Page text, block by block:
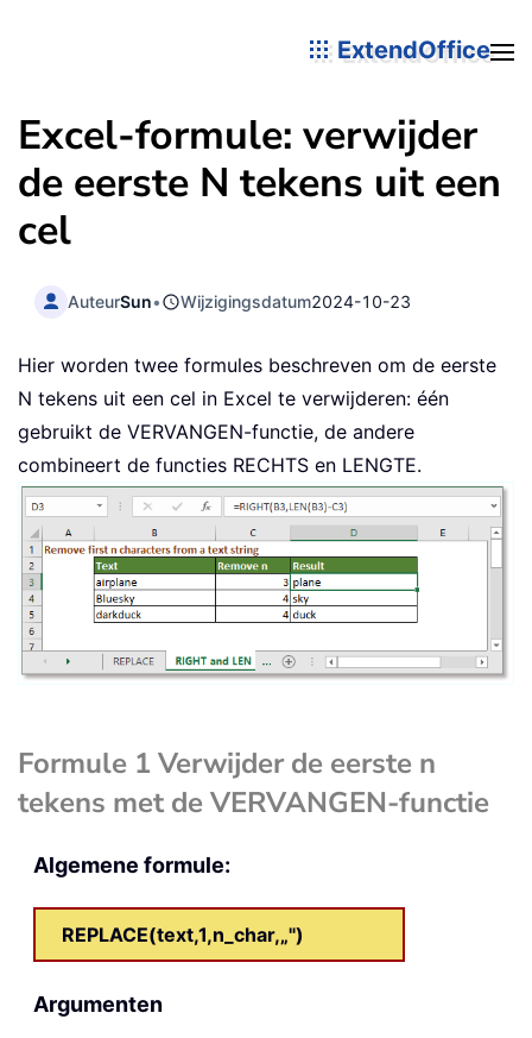
ExtendOffice
Excel-formule: verwijder
de eerste N tekens uit een
cel
AuteurSun• Wijzigingsdatum2024-10-23
Hier worden twee formules beschreven om de eerste
N tekens uit een cel in Excel te verwijderen: één
gebruikt de VERVANGEN-functie, de andere
combineert de functies RECHTS en LENGTE.
Formule 1 Verwijder de eerste n
tekens met de VERVANGEN-functie
Algemene formule:
REPLACE(text,1,n_char,„")
Argumenten